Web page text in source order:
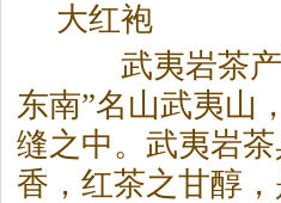
大红袍
武夷岩茶
东南”名山武夷山
缝之中。 武夷岩茶
香，红茶之甘醇